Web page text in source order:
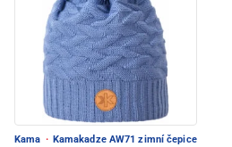
Kama · Kamakadze AW71 zimní čepice